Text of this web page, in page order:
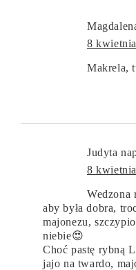
8
Makrela,
Judyta
8
Wedzona
aby była dobra,
majonezu,
niebie😍
Choć pastę rybną
jajo na twardo,